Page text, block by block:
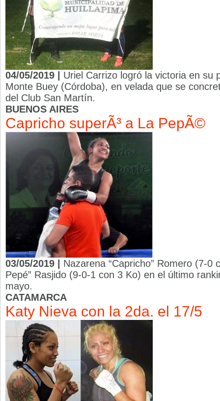
04/05/2019 | Uriel Carrizo logró la victoria en su
Monte Buey (Córdoba), en velada que se
del Club San Martín.
BUENOS AIRES
Capricho superÃ³ a La PepÃ©
03/05/2019 | Nazarena “Capricho” Romero (7-0
Pepé” Rasjido (9-0-1 con 3 Ko) en el último
mayo.
CATAMARCA
Katy Nieva con la 2da. el 17/5